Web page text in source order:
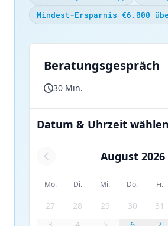
Mindest-Ersparnis €6.000